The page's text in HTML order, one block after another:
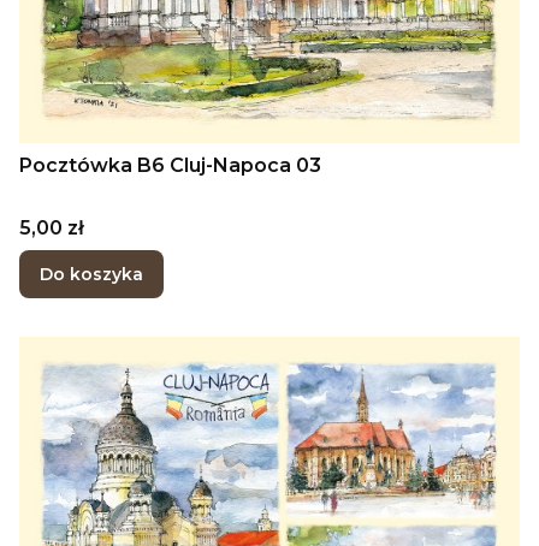
Pocztówka B6 Cluj-Napoca 03
Cena
5,00 zł
Do koszyka